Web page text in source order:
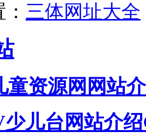
三体网址大全
童资源网网站
儿台网站介绍